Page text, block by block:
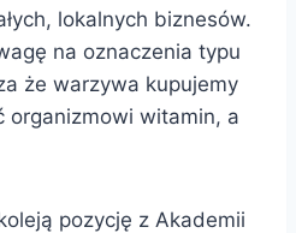
lokalnych biznesów.
na oznaczenia typu
że warzywa kupujemy
organizmowi witamin, a
pozycję z Akademii